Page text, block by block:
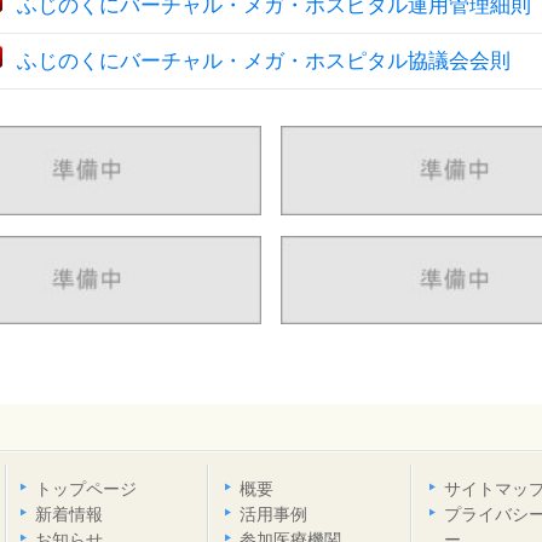
ふじのくにバーチャル・メガ・ホスピタル運用管理細則
ふじのくにバーチャル・メガ・ホスピタル協議会会則
トップページ
新着情報
概要
活用事例
サイトマッ
プライバシ